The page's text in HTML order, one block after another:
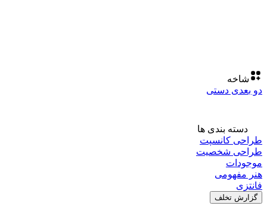
شاخه
دو بعدی دستی
دسته بندی ها
طراحی کانسپت
طراحی شخصیت
موجودات
هنر مفهومی
فانتزی
گزارش تخلف